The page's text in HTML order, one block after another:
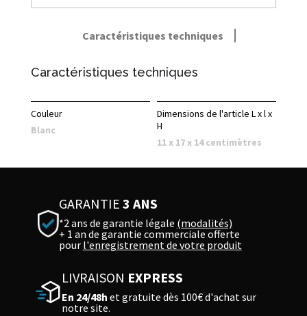
Caractéristiques techniques
Caractéristiques techniques
Couleur
Blanc
Dimensions de l'article L x l x
H
11 x 17 x 14 centimètres
GARANTIE 3 ANS
*2 ans de garantie légale (modalités)
+ 1 an de garantie commerciale offerte
pour l'enregistrement de votre produit
LIVRAISON EXPRESS
En 24/48h et gratuite dès 100€ d'achat sur
notre site.